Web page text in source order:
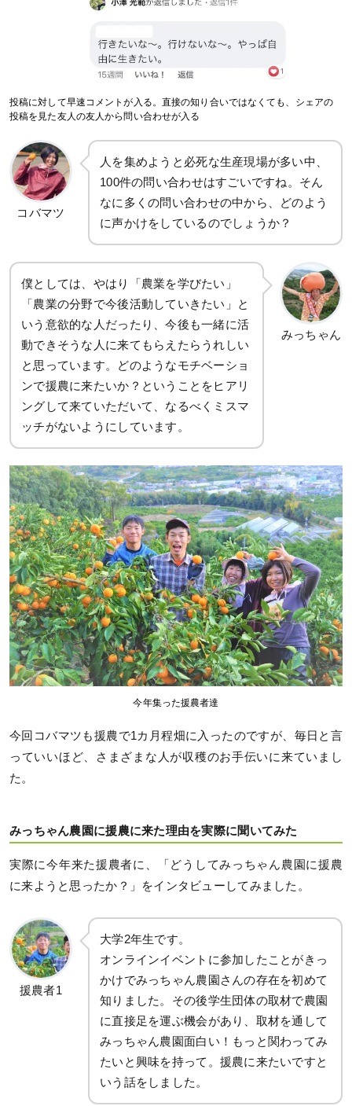
投稿に対して早速コメントが入る。直接の知り合いではなくても、シェアの
投稿を見た友人の友人から問い合わせが入る
コバマツ
人を集めようと必死な生産現場が多い中、
100件の問い合わせはすごいですね。そん
なに多くの問い合わせの中から、どのよう
に声かけをしているのでしょうか？
僕としては、やはり「農業を学びたい」
「農業の分野で今後活動していきたい」と
いう意欲的な人だったり、今後も一緒に活
動できそうな人に来てもらえたらうれしい
と思っています。どのようなモチベーショ
ンで援農に来たいか？ということをヒアリ
ングして来ていただいて、なるべくミスマ
ッチがないようにしています。
みっちゃん
今年集った援農者達
今回コバマツも援農で1カ月程畑に入ったのですが、毎日と言
っていいほど、さまざまな人が収穫のお手伝いに来ていまし
た。
みっちゃん農園に援農に来た理由を実際に聞いてみた
実際に今年来た援農者に、「どうしてみっちゃん農園に援農
に来ようと思ったか？」をインタビューしてみました。
援農者1
大学2年生です。
オンラインイベントに参加したことがきっ
かけでみっちゃん農園さんの存在を初めて
知りました。その後学生団体の取材で農園
に直接足を運ぶ機会があり、取材を通して
みっちゃん農園面白い！もっと関わってみ
たいと興味を持って。援農に来たいですと
いう話をしました。